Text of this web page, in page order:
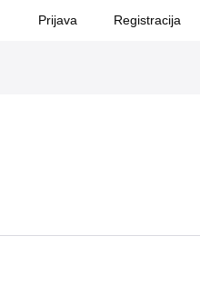
Prijava Registracija